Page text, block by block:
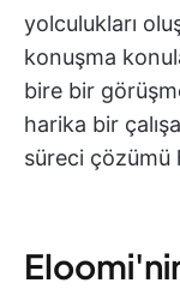
yolculukları
konuşma
bire bir
harika bir
süreci çözümü